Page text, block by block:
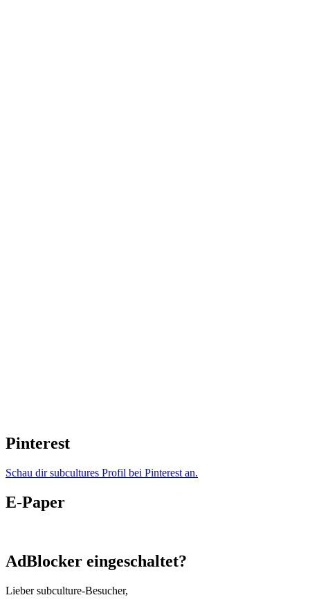
Pinterest
Schau dir subcultures Profil bei Pinterest an.
E-Paper
AdBlocker eingeschaltet?
Lieber subculture-Besucher,